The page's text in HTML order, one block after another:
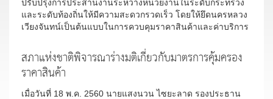
ปรับปรุงการประสานงานระหว่างหน่วยงานในระดับกระทรวง
และระดับท้องถิ่นให้มีความสะดวกรวดเร็ว โดยให้ยึดนครหลวง
เวียงจันทน์เป็นต้นแบบในการควบคุมราคาสินค้าและค่าบริการ
สภาแห่งชาติพิจารณาร่างมติเกี่ยวกับมาตรการคุ้มครอง
ราคาสินค้า
เมื่อวันที่ 18 พ.ค. 2560 นายแสงนวน ไซยะลาด รองประธาน